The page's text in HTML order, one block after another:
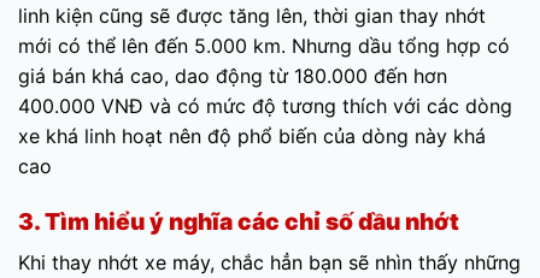
linh kiện cũng sẽ được tăng lên, thời gian thay nhớt
mới có thể lên đến 5.000 km. Nhưng dầu tổng hợp có
giá bán khá cao, dao động từ 180.000 đến hơn
400.000 VNĐ và có mức độ tương thích với các dòng
xe khá linh hoạt nên độ phổ biến của dòng này khá
cao
3. Tìm hiểu ý nghĩa các chỉ số dầu nhớt
Khi thay nhớt xe máy, chắc hẳn bạn sẽ nhìn thấy những